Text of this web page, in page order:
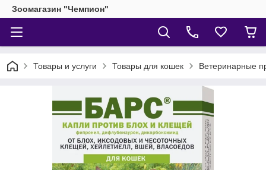
Зоомагазин "Чемпион"
Товары и услуги Товары для кошек Ветеринарные